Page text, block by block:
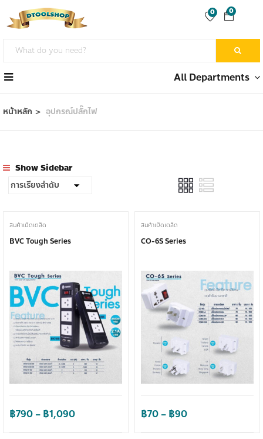
0
0
All Departments
หน้าหลัก อุปกรณ์ปลั๊กไฟ
Show Sidebar
สินค้าเบ็ดเตล็ด
BVC Tough Series
฿790 – ฿1,090Price
สินค้าเบ็ดเตล็ด
CO-6S Series
฿70 – ฿90Price